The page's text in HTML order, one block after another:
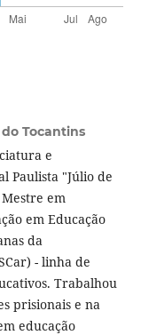
Tocantins
e
Paulista "Júlio de
em
em Educação
da
- linha de
Trabalhou
prisionais e na
educação